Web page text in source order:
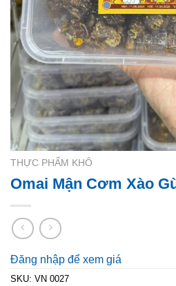
THỰC PHẨM KHÔ
Omai Mận Cơm Xào
Đăng nhập để xem giá
SKU: VN 0027